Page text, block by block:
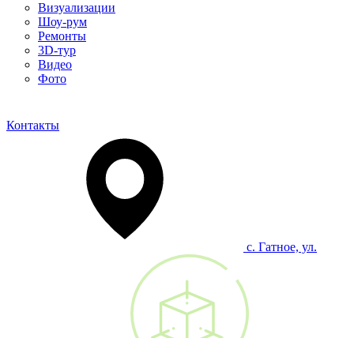
Визуализации
Шоу-рум
Ремонты
3D-тур
Видео
Фото
Контакты
с. Гатное, ул.